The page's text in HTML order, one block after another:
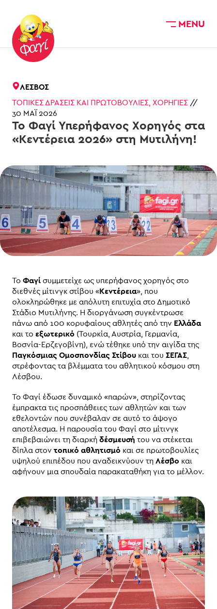
Skip to main content MENU
ΛΈΣΒΟΣ
ΤΟΠΙΚΈΣ ΔΡΆΣΕΙΣ ΚΑΙ ΠΡΩΤΟΒΟΥΛΊΕΣ ΧΟΡΗΓΊΕΣ //
30 ΜΆΙ 2026
Το Φαγί Υπερήφανος Χορηγός στα
«Κεντέρεια 2026» στη Μυτιλήνη!
Το Φαγί συμμετείχε ως υπερήφανος χορηγός στο
διεθνές μίτινγκ στίβου «Κεντέρεια», που
ολοκληρώθηκε με απόλυτη επιτυχία στο Δημοτικό
Στάδιο Μυτιλήνης. Η διοργάνωση συγκέντρωσε
πάνω από 100 κορυφαίους αθλητές από την Ελλάδα
και το εξωτερικό (Τουρκία, Αυστρία, Γερμανία,
Βοσνία-Ερζεγοβίνη), ενώ τέθηκε υπό την αιγίδα της
Παγκόσμιας Ομοσπονδίας Στίβου και του ΣΕΓΑΣ
στρέφοντας τα βλέμματα του αθλητικού κόσμου στη
Λέσβου.
Το Φαγί έδωσε δυναμικό «παρών», στηρίζοντας
έμπρακτα τις προσπάθειες των αθλητών και των
εθελοντών που συνέβαλαν σε αυτό το άψογο
αποτέλεσμα. Η παρουσία του Φαγί στο μίτινγκ
επιβεβαιώνει τη διαρκή δέσμευσή του να στέκεται
δίπλα στον τοπικό αθλητισμό και σε πρωτοβουλίες
υψηλού επιπέδου που αναδεικνύουν τη Λέσβο και
αφήνουν μια σπουδαία παρακαταθήκη για το μέλλον.